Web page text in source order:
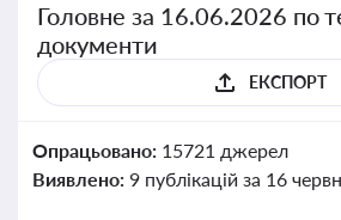
Головне за 16.06.2026 по
документи
ЕКСПОРТ
Опрацьовано: 15721 джерел
Виявлено: 9 публікацій за 16